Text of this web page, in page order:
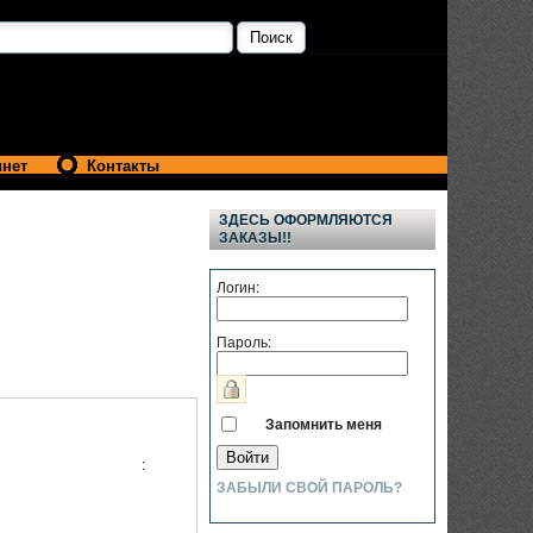
Контакты
:
ЗДЕСЬ ОФОРМЛЯЮТСЯ
ЗАКАЗЫ!!
Логин:
Пароль:
Запомнить меня
ЗАБЫЛИ СВОЙ ПАРОЛЬ?